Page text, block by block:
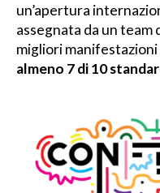
un’apertura
assegnata da un
migliori
almeno 7 di 10